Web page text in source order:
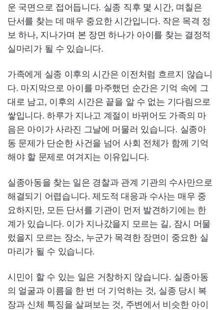
운 국면으로 접어듭니다. 실종 직후 몇 시간, 며칠은
단서를 찾는 데 매우 중요한 시간입니다. 작은 목격 정
보 하나, 지나가며 본 장면 하나가 아이를 찾는 결정적
실마리가 될 수 있습니다.
가족에게 실종 이후의 시간은 이전처럼 흐르지 않습니
다. 마지막으로 아이를 마주했던 순간은 기억 속에 그
대로 남고, 이후의 시간은 끝을 알 수 없는 기다림으로
쌓입니다. 하루가 지나고 계절이 바뀌어도 가족의 마
음은 아이가 사라진 그날에 머물러 있습니다. 실종아
동 문제가 단순한 사건을 넘어 사회 전체가 함께 기억
해야 할 문제로 여겨지는 이유입니다.
실종아동을 찾는 일은 경찰과 관계 기관의 수사만으로
해결되기 어렵습니다. 제도적 대응과 수사는 매우 중
요하지만, 모든 단서를 기관이 먼저 발견하기에는 한
계가 있습니다. 이가 지나갔을지 모르는 길, 잠시 머물
렀을지 모르는 장소, 누군가 목격한 장면이 중요한 실
마리가 될 수 있습니다.
시민이 할 수 있는 일은 거창하지 않습니다. 실종아동
의 얼굴과 이름을 한 번 더 기억하는 것, 실종 당시 복
장과 신체 특징을 살펴보는 것, 주변에서 비슷한 아이